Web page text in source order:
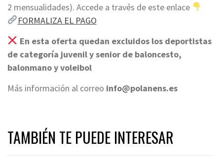
2 mensualidades). Accede a través de este enlace
FORMALIZA EL PAGO
En esta oferta quedan excluidos los deportistas
de categoría juvenil y senior de baloncesto,
balonmano y voleibol
Más información al correo info@polanens.es
TAMBIÉN TE PUEDE INTERESAR